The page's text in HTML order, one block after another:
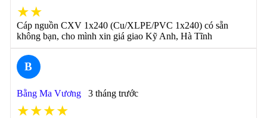
★★
Cáp nguồn CXV 1x240 (Cu/XLPE/PVC 1x240) có sẵn
không bạn, cho mình xin giá giao Kỹ Anh, Hà Tĩnh
B
Bằng Ma Vương 3 tháng trước
★★★★